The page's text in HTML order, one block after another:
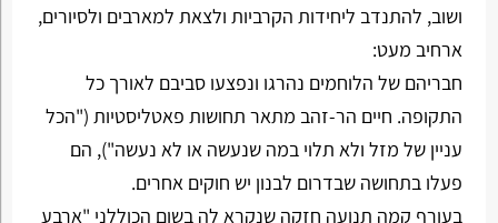
ושוב, להתנדב ליחידות הקרביות ולצאת למארבים ולסיורים,
ארחיב מעט:
חבריהם של הלוחמים נהרגו ונפצעו סביבם לאורך כל
התקופה. חיים הר-זהב מתאר תחושות פאטליסטיות ("הכל
עניין של מזל ולא תלוי במה שנעשה או לא נעשה"), הם
פעלו בתחושה שבדרום לבנון יש חוקים אחרים.
בעורף קמה תנועה חזקה שנקרא לה בשום הכוללני "ארבע